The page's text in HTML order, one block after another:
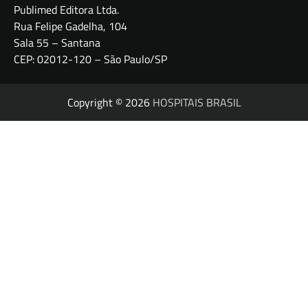
Publimed Editora Ltda.
Rua Felipe Gadelha, 104
Sala 55 – Santana
CEP: 02012-120 – São Paulo/SP
Copyright © 2026 HOSPITAIS BRASIL